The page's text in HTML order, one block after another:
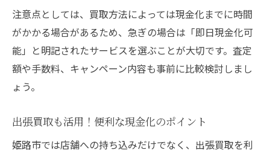
注意点としては、買取方法によっては現金化までに時間
がかかる場合があるため、急ぎの場合は「即日現金化可
能」と明記されたサービスを選ぶことが大切です。査定
額や手数料、キャンペーン内容も事前に比較検討しまし
ょう。
出張買取も活用！便利な現金化のポイント
姫路市では店舗への持ち込みだけでなく、出張買取を利